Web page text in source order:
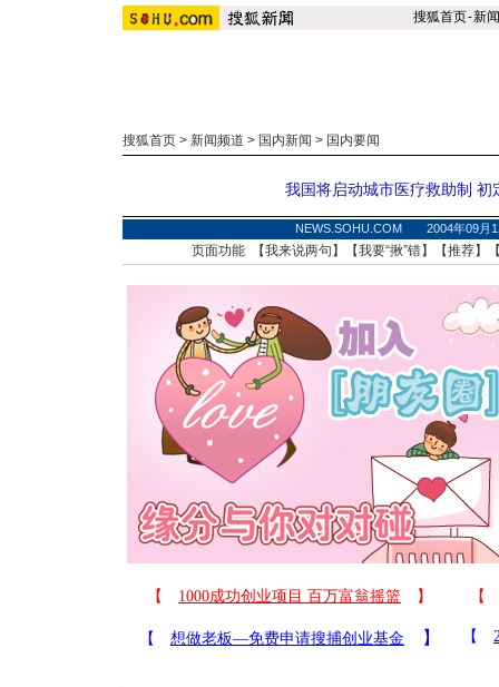
搜狐首页-新闻
搜狐首页 > 新闻频道 > 国内新闻 > 国内要闻
我国将启动城市医疗救助制 初
NEWS.SOHU.COM 2004年09
页面功能 【我来说两句 】【我要“揪”错】【推荐】